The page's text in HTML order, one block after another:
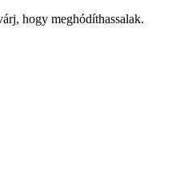
hogy meghódíthassalak.